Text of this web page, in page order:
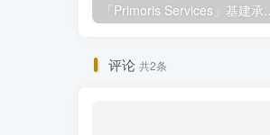
「Primoris Services」基建
评论 共2条